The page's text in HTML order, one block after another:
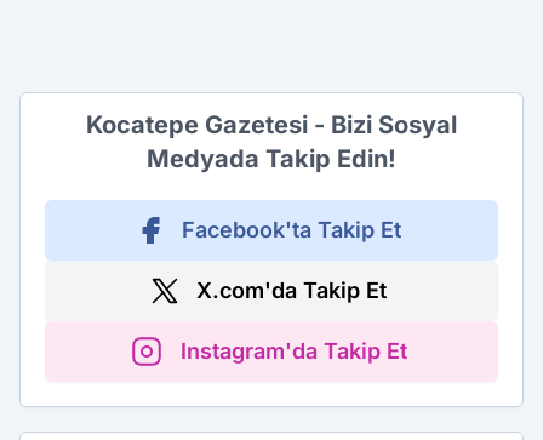
Kocatepe Gazetesi - Bizi Sosyal
Medyada Takip Edin!
Facebook'ta Takip Et
X.com'da Takip Et
Instagram'da Takip Et